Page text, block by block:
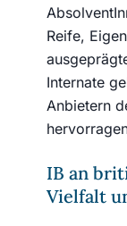
Reife,
Internate
Anbietern
IB an
Vielfalt